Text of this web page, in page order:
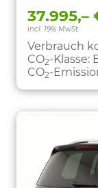
37.995,–
incl. 19% MwSt.
Verbrauch
CO2-Klasse:
CO2-